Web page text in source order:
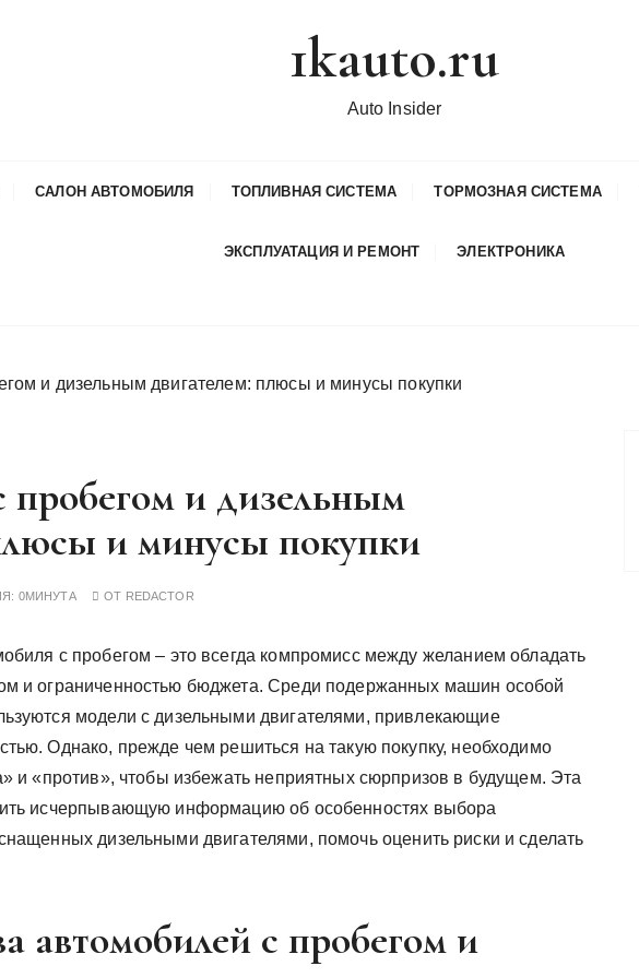
1kauto.ru
Auto Insider
САЛОН АВТОМОБИЛЯ ТОПЛИВНАЯ СИСТЕМА ТОРМОЗНАЯ СИСТЕМА
ЭКСПЛУАТАЦИЯ И РЕМОНТ ЭЛЕКТРОНИКА
и дизельным двигателем: плюсы и минусы покупки
пробегом и дизельным
и минусы покупки
0МИНУТА ОТ REDACTOR
с пробегом – это всегда компромисс между желанием обладать
и ограниченностью бюджета. Среди подержанных машин особой
модели с дизельными двигателями, привлекающие
Однако, прежде чем решиться на такую покупку, необходимо
и «против», чтобы избежать неприятных сюрпризов в будущем. Эта
исчерпывающую информацию об особенностях выбора
дизельными двигателями, помочь оценить риски и сделать
автомобилей с пробегом и